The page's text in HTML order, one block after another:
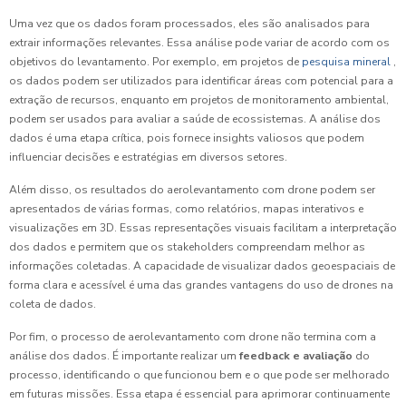
Uma vez que os dados foram processados, eles são analisados para
extrair informações relevantes. Essa análise pode variar de acordo com os
objetivos do levantamento. Por exemplo, em projetos de pesquisa mineral ,
os dados podem ser utilizados para identificar áreas com potencial para a
extração de recursos, enquanto em projetos de monitoramento ambiental,
podem ser usados para avaliar a saúde de ecossistemas. A análise dos
dados é uma etapa crítica, pois fornece insights valiosos que podem
influenciar decisões e estratégias em diversos setores.
Além disso, os resultados do aerolevantamento com drone podem ser
apresentados de várias formas, como relatórios, mapas interativos e
visualizações em 3D. Essas representações visuais facilitam a interpretação
dos dados e permitem que os stakeholders compreendam melhor as
informações coletadas. A capacidade de visualizar dados geoespaciais de
forma clara e acessível é uma das grandes vantagens do uso de drones na
coleta de dados.
Por fim, o processo de aerolevantamento com drone não termina com a
análise dos dados. É importante realizar um feedback e avaliação do
processo, identificando o que funcionou bem e o que pode ser melhorado
em futuras missões. Essa etapa é essencial para aprimorar continuamente